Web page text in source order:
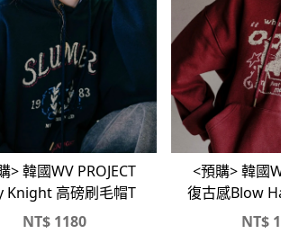
> 韓國WV PROJECT
Knight 高磅刷毛帽T
NT$ 1180
<預購> 韓國
復古感Blow
帽
NT$